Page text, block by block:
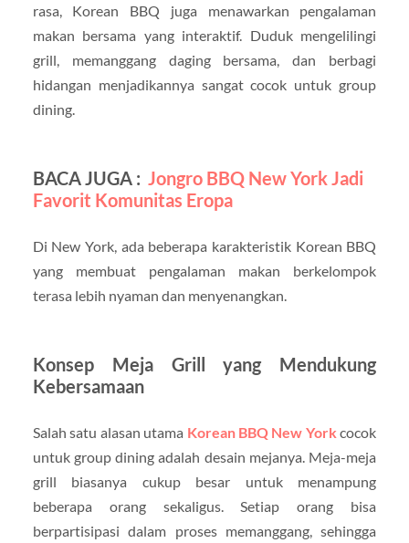
rasa, Korean BBQ juga menawarkan pengalaman
makan bersama yang interaktif. Duduk mengelilingi
grill, memanggang daging bersama, dan berbagi
hidangan menjadikannya sangat cocok untuk group
dining.
BACA JUGA : Jongro BBQ New York Jadi
Favorit Komunitas Eropa
Di New York, ada beberapa karakteristik Korean BBQ
yang membuat pengalaman makan berkelompok
terasa lebih nyaman dan menyenangkan.
Konsep Meja Grill yang Mendukung
Kebersamaan
Salah satu alasan utama Korean BBQ New York cocok
untuk group dining adalah desain mejanya. Meja-meja
grill biasanya cukup besar untuk menampung
beberapa orang sekaligus. Setiap orang bisa
berpartisipasi dalam proses memanggang, sehingga